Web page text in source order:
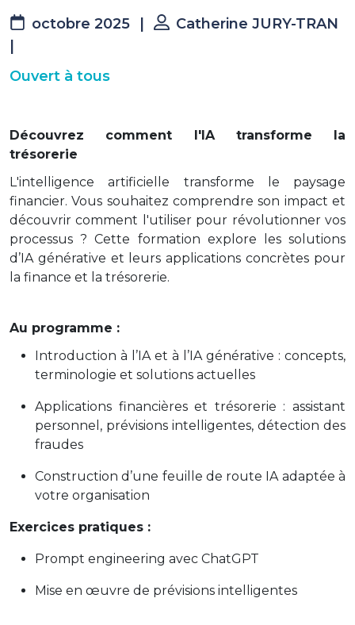
octobre 2025
Catherine JURY-TRAN
Ouvert à tous
Découvrez comment l'IA transforme la
trésorerie
L'intelligence artificielle transforme le paysage
financier. Vous souhaitez comprendre son impact et
découvrir comment l'utiliser pour révolutionner vos
processus ? Cette formation explore les solutions
d’IA générative et leurs applications concrètes pour
la finance et la trésorerie.
Au programme :
Introduction à l’IA et à l’IA générative : concepts,
terminologie et solutions actuelles
Applications financières et trésorerie : assistant
personnel, prévisions intelligentes, détection des
fraudes
Construction d’une feuille de route IA adaptée à
votre organisation
Exercices pratiques :
Prompt engineering avec ChatGPT
Mise en œuvre de prévisions intelligentes